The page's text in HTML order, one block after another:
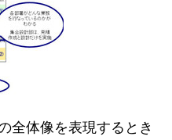
全体像を表現するとき